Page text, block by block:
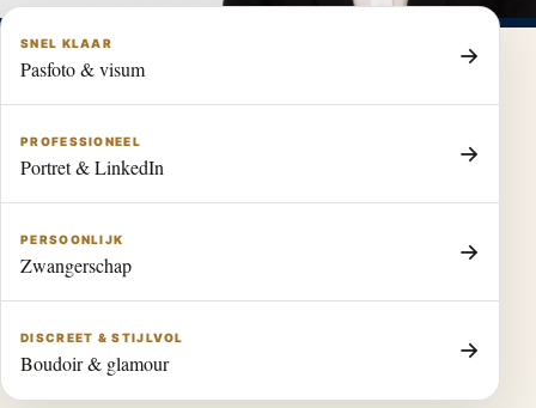
SNEL KLAAR
Pasfoto & visum →
PROFESSIONEEL
Portret & LinkedIn →
PERSOONLIJK
Zwangerschap →
DISCREET & STIJLVOL
Boudoir & glamour →